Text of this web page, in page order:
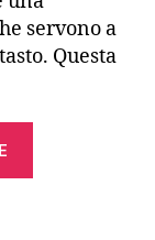
servono a
Questa